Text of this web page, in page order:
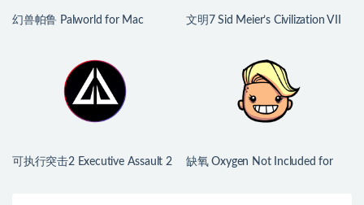
幻兽帕鲁 Palworld for Mac
文明7 Sid Meier’s Civilization VII
可执行突击2 Executive Assault 2
缺氧 Oxygen Not Included for